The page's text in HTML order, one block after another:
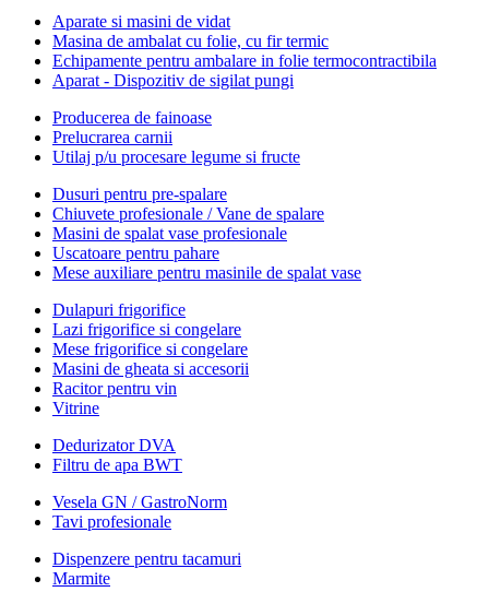
Aparate si masini de vidat
Masina de ambalat cu folie, cu fir termic
Echipamente pentru ambalare in folie termocontractibila
Aparat - Dispozitiv de sigilat pungi
Producerea de fainoase
Prelucrarea carnii
Utilaj p/u procesare legume si fructe
Dusuri pentru pre-spalare
Chiuvete profesionale / Vane de spalare
Masini de spalat vase profesionale
Uscatoare pentru pahare
Mese auxiliare pentru masinile de spalat vase
Dulapuri frigorifice
Lazi frigorifice si congelare
Mese frigorifice si congelare
Masini de gheata si accesorii
Racitor pentru vin
Vitrine
Dedurizator DVA
Filtru de apa BWT
Vesela GN / GastroNorm
Tavi profesionale
Dispenzere pentru tacamuri
Marmite